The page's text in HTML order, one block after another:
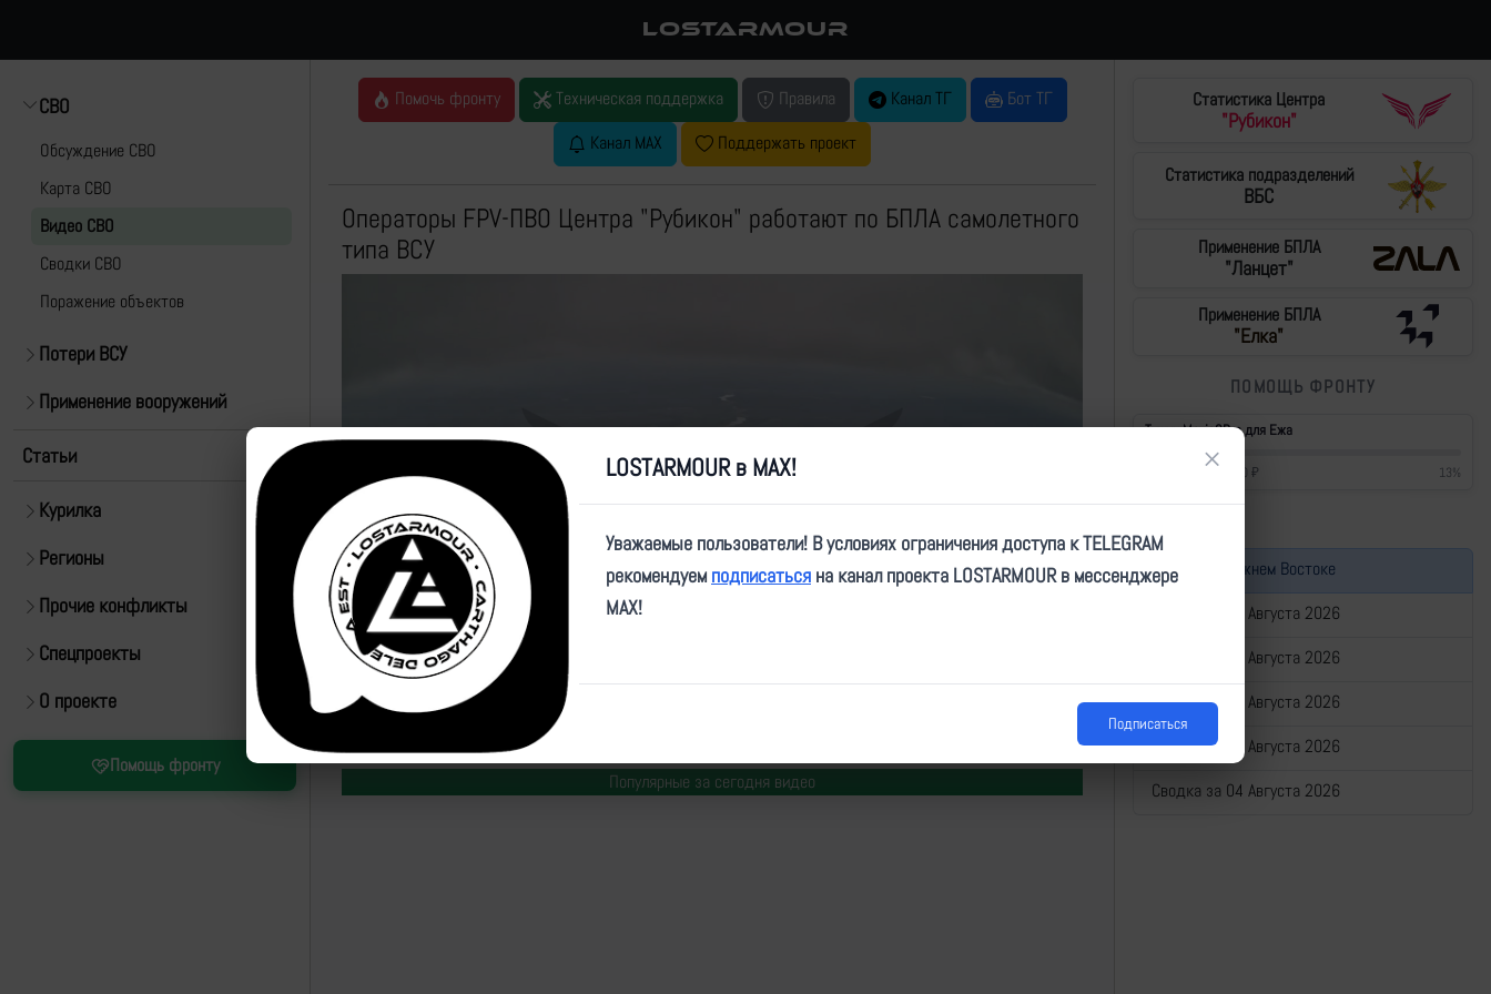
LOSTARMOUR
СВО
Обсуждение СВО
Карта СВО
Видео СВО
Cводки СВО
Поражение объектов
Потери ВСУ
Применение вооружений
Статьи
Курилка
Регионы
Прочие конфликты
Спецпроекты
О проекте
Помощь фронту
Помочь фронту Техническая поддержка Правила Канал ТГ
Бот ТГ
Канал MAX
Поддержать проект
Операторы FPV-ПВО Центра "Рубикон" работают по БПЛА самолетного
типа ВСУ
Play
Video
74070
Популярные за сегодня видео
Статистика Центра
"Рубикон"
Статистика подразделений
ВБС
Применение БПЛА
"Ланцет"
Применение БПЛА
"Елка"
ПОМОЩЬ ФРОНТУ
Тушки Mavic3Pro для Ежа
430 000 ₽ 13%
Война на Ближнем Востоке
Сводка за 08 Августа 2026
Сводка за 07 Августа 2026
Сводка за 06 Августа 2026
Сводка за 05 Августа 2026
Сводка за 04 Августа 2026
LOSTARMOUR в MAX! ×
Уважаемые пользователи! В условиях ограничения доступа к TELEGRAM
рекомендуем подписаться на канал проекта LOSTARMOUR в мессенджере
MAX!
Подписаться